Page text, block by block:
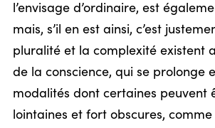
l’envisage d’ordinaire, est
mais, s’il en est ainsi, c’est
pluralité et la complexité existent
de la conscience, qui se prolonge
modalités dont certaines peuvent
lointaines et fort obscures, comme